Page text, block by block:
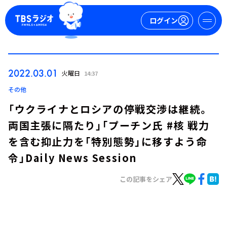
ログイン
2022.03.01 火曜日 14:37
その他
「ウクライナとロシアの停戦交渉は継続。
両国主張に隔たり」「プーチン氏 #核 戦力
を含む抑止力を「特別態勢」に移すよう命
令」Daily News Session
この記事をシェア